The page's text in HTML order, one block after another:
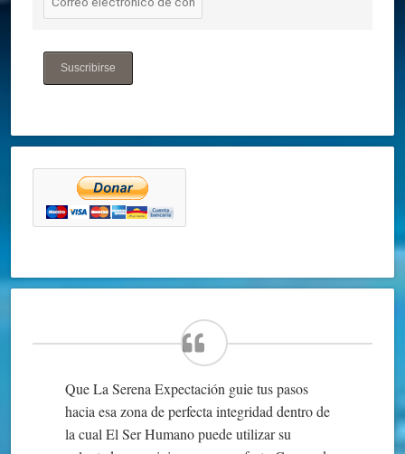
Suscribirse
Que La Serena Expectación guie tus pasos
hacia esa zona de perfecta integridad dentro de
la cual El Ser Humano puede utilizar su